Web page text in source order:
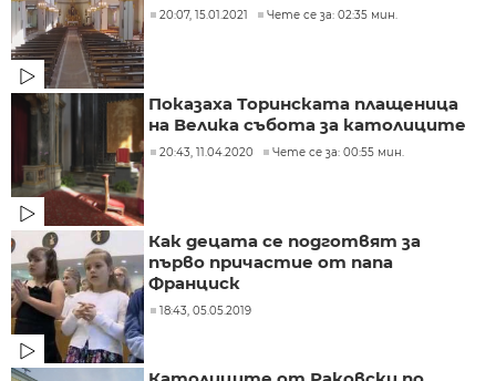
20:07, 15.01.2021 Чете се за: 02:35 мин.
Показаха Торинската плащеница
на Велика събота за католиците
20:43, 11.04.2020 Чете се за: 00:55 мин.
Как децата се подготвят за
първо причастие от папа
Франциск
18:43, 05.05.2019